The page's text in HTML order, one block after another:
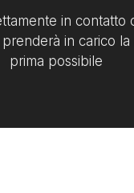
in contatto
in carico la
prima possibile